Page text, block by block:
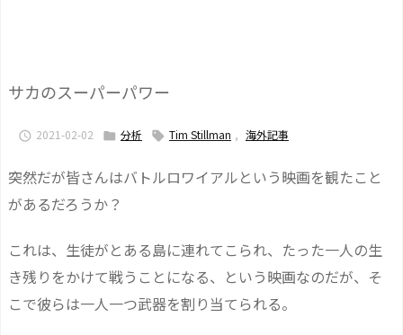
サカのスーパーパワー
 2021-02-02  分析  Tim Stillman , 海外記事
突然だが皆さんはバトルロワイアルという映画を観たこと
があるだろうか？
これは、生徒がとある島に連れてこられ、たった一人の生
き残りをかけて戦うことになる、という映画なのだが、そ
こで彼らは一人一つ武器を割り当てられる。